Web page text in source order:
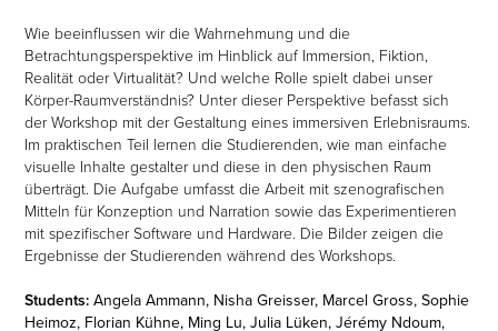
Wie beeinflussen wir die Wahrnehmung und die
Betrachtungsperspektive im Hinblick auf Immersion, Fiktion,
Realität oder Virtualität? Und welche Rolle spielt dabei unser
Körper-Raumverständnis? Unter dieser Perspektive befasst sich
der Workshop mit der Gestaltung eines immersiven Erlebnisraums.
Im praktischen Teil lernen die Studierenden, wie man einfache
visuelle Inhalte gestalter und diese in den physischen Raum
überträgt. Die Aufgabe umfasst die Arbeit mit szenografischen
Mitteln für Konzeption und Narration sowie das Experimentieren
mit spezifischer Software und Hardware. Die Bilder zeigen die
Ergebnisse der Studierenden während des Workshops.
Students: Angela Ammann, Nisha Greisser, Marcel Gross, Sophie
Heimoz, Florian Kühne, Ming Lu, Julia Lüken, Jérémy Ndoum,